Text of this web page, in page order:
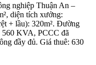
nghiệp Thuận An –
diện tích xưởng:
+ lầu): 320m². Đường
560 KVA, PCCC đã
đầy đủ. Giá thuê: 630